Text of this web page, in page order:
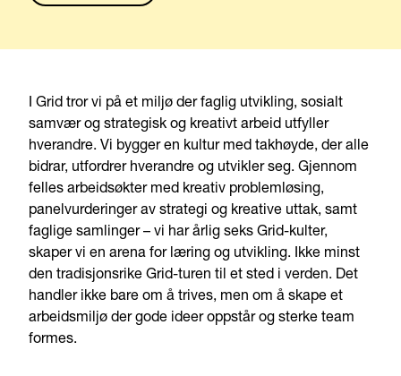
I Grid tror vi på et miljø der faglig utvikling, sosialt
samvær og strategisk og kreativt arbeid utfyller
hverandre. Vi bygger en kultur med takhøyde, der alle
bidrar, utfordrer hverandre og utvikler seg. Gjennom
felles arbeidsøkter med kreativ problemløsing,
panelvurderinger av strategi og kreative uttak, samt
faglige samlinger – vi har årlig seks Grid-kulter,
skaper vi en arena for læring og utvikling. Ikke minst
den tradisjonsrike Grid-turen til et sted i verden. Det
handler ikke bare om å trives, men om å skape et
arbeidsmiljø der gode ideer oppstår og sterke team
formes.